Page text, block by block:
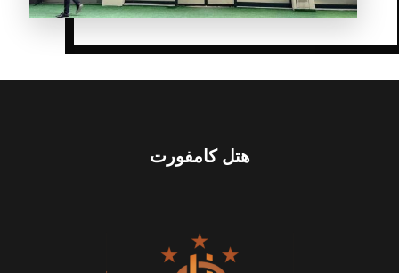
هتل کامفورت